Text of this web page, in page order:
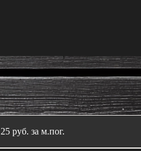
25 руб. за м.пог.